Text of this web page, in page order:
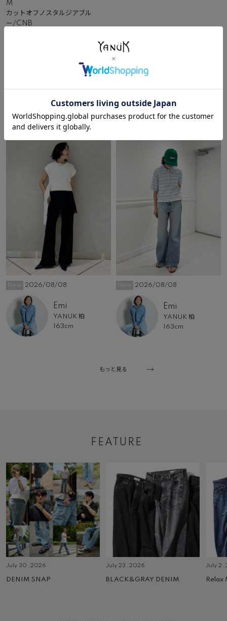
M
カットオフノスタルジアブル
ー/CNB
その他のコーディネート
2026/08/08
Emi
YANUK 柏
163cm
2026/08/08
Emi
YANUK 柏
163cm
もっと見る
FEATURE
July 30 ,2026
DENIM SNAP
July 23 ,2026
BLACK&GRAY DENIM
July 2
Relax